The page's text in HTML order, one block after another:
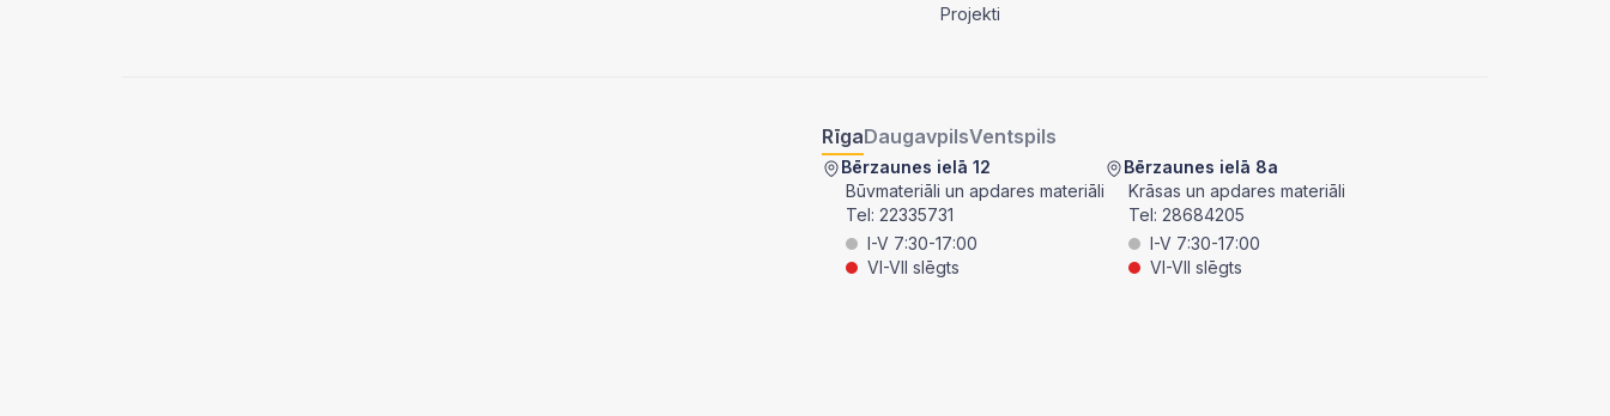
Projekti
RīgaDaugavpilsVentspils
Bērzaunes ielā 12
Būvmateriāli un apdares materiāli
Tel: 22335731
I-V 7:30-17:00
VI-VII slēgts
Bērzaunes ielā 8a
Krāsas un apdares materiāli
Tel: 28684205
I-V 7:30-17:00
VI-VII slēgts